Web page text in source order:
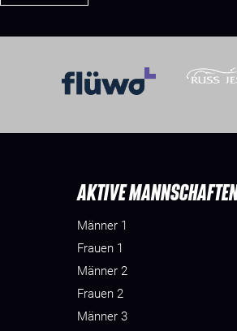
AKTIVE
Männer 1
Frauen 1
Männer 2
Frauen 2
Männer 3